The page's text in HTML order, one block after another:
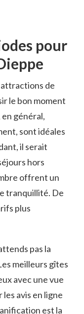
pour
attractions de
le bon moment
en général,
sont idéales
il serait
hors
offrent un
tranquillité. De
plus
pas la
meilleurs gîtes
avec une vue
avis en ligne
est la